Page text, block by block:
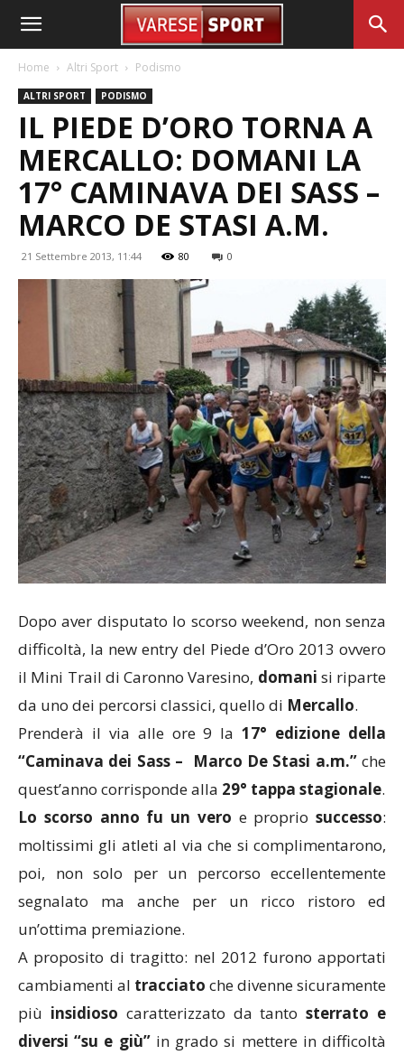
Home Altri Sport Podismo
ALTRI SPORT PODISMO
IL PIEDE D’ORO TORNA A
MERCALLO: DOMANI LA
17° CAMINAVA DEI SASS –
MARCO DE STASI A.M.
21 Settembre 2013, 11:44 80 0
Dopo aver disputato lo scorso weekend, non senza
difficoltà, la new entry del Piede d’Oro 2013 ovvero
il Mini Trail di Caronno Varesino, domani si riparte
da uno dei percorsi classici, quello di Mercallo.
Prenderà il via alle ore 9 la17° edizione della
“Caminava dei Sass – Marco De Stasi a.m.”che
quest’anno corrisponde alla 29° tappa stagionale.
Lo scorso anno fu un vero e proprio successo:
moltissimi gli atleti al via che si complimentarono,
poi, non solo per un percorso eccellentemente
segnalato ma anche per un ricco ristoro ed
un’ottima premiazione.
A proposito di tragitto: nel 2012 furono apportati
cambiamenti al tracciato che divenne sicuramente
più insidioso caratterizzato da tantosterrato e
diversi “su e giù”in grado si mettere in difficoltà